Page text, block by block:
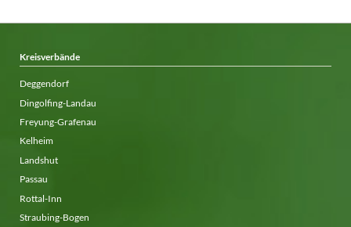
Kreisverbände
Deggendorf
Dingolfing-Landau
Freyung-Grafenau
Kelheim
Landshut
Passau
Rottal-Inn
Straubing-Bogen